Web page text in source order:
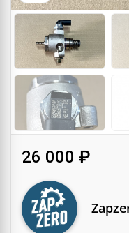
26 000 ₽